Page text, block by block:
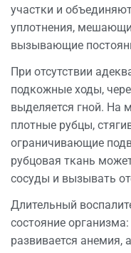
участки и
уплотнения,
вызывающие
При отсутствии
подкожные ходы,
выделяется гной. На
плотные рубцы,
ограничивающие
рубцовая ткань
сосуды и вызывать
Длительный
состояние
развивается анемия,